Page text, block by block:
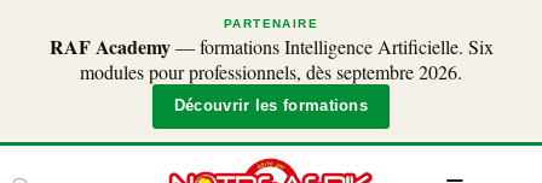
PARTENAIRE
RAF Academy— formations Intelligence Artificielle. Six
modules pour professionnels, dès septembre 2026.
Découvrir les formations